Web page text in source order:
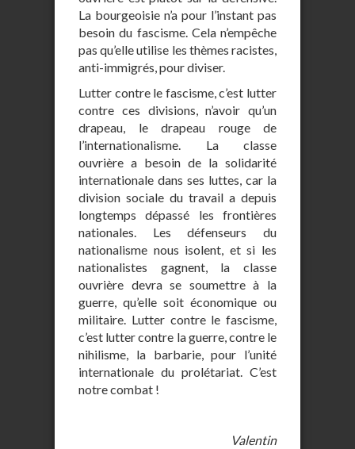
La bourgeoisie n’a pour l’instant pas
besoin du fascisme. Cela n’empêche
pas qu’elle utilise les thèmes racistes,
anti-immigrés, pour diviser.
Lutter contre le fascisme, c’est lutter
contre ces divisions, n’avoir qu’un
drapeau, le drapeau rouge de
l’internationalisme. La classe
ouvrière a besoin de la solidarité
internationale dans ses luttes, car la
division sociale du travail a depuis
longtemps dépassé les frontières
nationales. Les défenseurs du
nationalisme nous isolent, et si les
nationalistes gagnent, la classe
ouvrière devra se soumettre à la
guerre, qu’elle soit économique ou
militaire. Lutter contre le fascisme,
c’est lutter contre la guerre, contre le
nihilisme, la barbarie, pour l’unité
internationale du prolétariat. C’est
notre combat !
Valentin